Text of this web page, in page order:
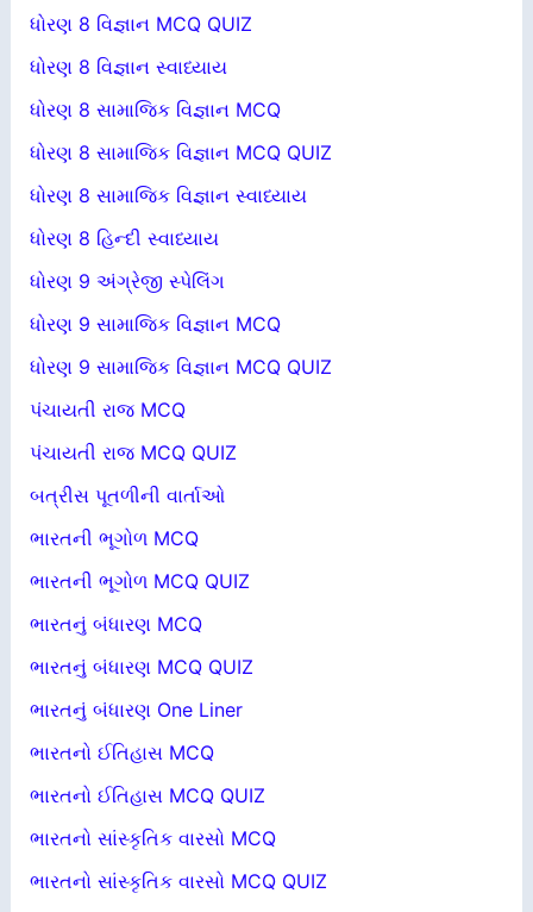
ધોરણ 8 વિજ્ઞાન MCQ QUIZ
ધોરણ 8 વિજ્ઞાન સ્વાધ્યાય
ધોરણ 8 સામાજિક વિજ્ઞાન MCQ
ધોરણ 8 સામાજિક વિજ્ઞાન MCQ QUIZ
ધોરણ 8 સામાજિક વિજ્ઞાન સ્વાધ્યાય
ધોરણ 8 હિન્દી સ્વાધ્યાય
ધોરણ 9 અંગ્રેજી સ્પેલિંગ
ધોરણ 9 સામાજિક વિજ્ઞાન MCQ
ધોરણ 9 સામાજિક વિજ્ઞાન MCQ QUIZ
પંચાયતી રાજ MCQ
પંચાયતી રાજ MCQ QUIZ
બત્રીસ પૂતળીની વાર્તાઓ
ભારતની ભૂગોળ MCQ
ભારતની ભૂગોળ MCQ QUIZ
ભારતનું બંધારણ MCQ
ભારતનું બંધારણ MCQ QUIZ
ભારતનું બંધારણ One Liner
ભારતનો ઈતિહાસ MCQ
ભારતનો ઈતિહાસ MCQ QUIZ
ભારતનો સાંસ્કૃતિક વારસો MCQ
ભારતનો સાંસ્કૃતિક વારસો MCQ QUIZ